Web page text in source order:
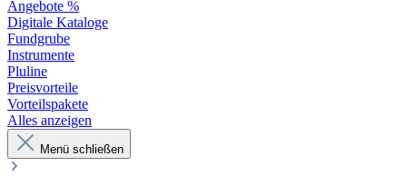
Angebote %
Digitale Kataloge
Fundgrube
Instrumente
Pluline
Preisvorteile
Vorteilspakete
Alles anzeigen
Menü schließen